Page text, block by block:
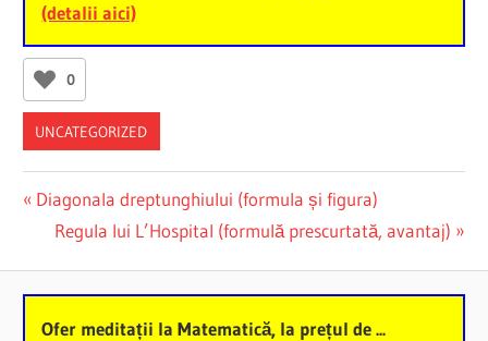
(detalii aici)
0
UNCATEGORIZED
Post
navigation
Previous
Post:
Diagonala dreptunghiului (formula și figura)
Next
Regula lui L’Hospital (formulă prescurtată, avantaj)
Ofer meditații la Matematică, la prețul de ...